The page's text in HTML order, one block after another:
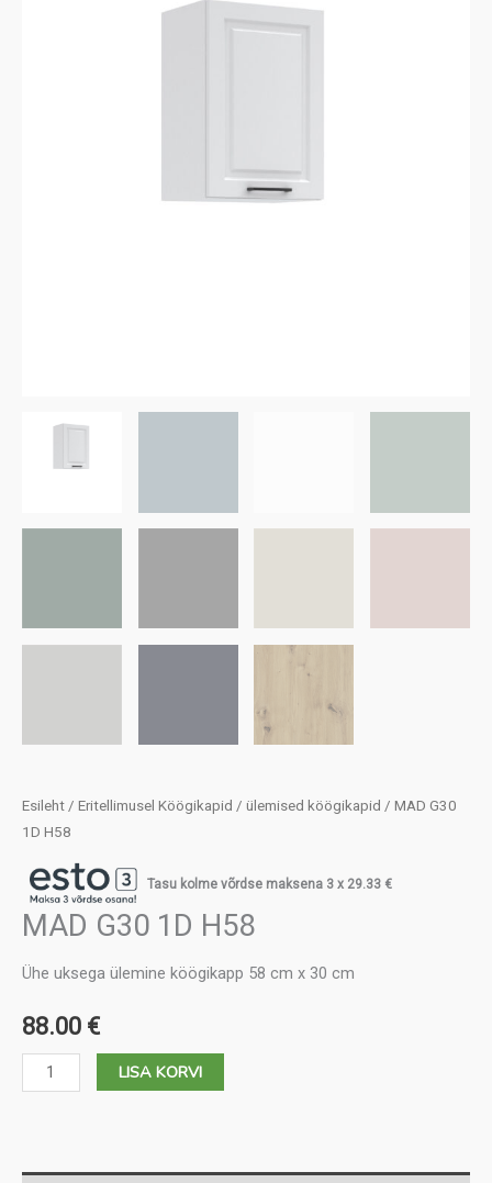
Esileht / Eritellimusel Köögikapid / ülemised köögikapid / MAD G30
1D H58
Tasu kolme võrdse maksena 3 x 29.33 €
MAD G30 1D H58
Ühe uksega ülemine köögikapp 58 cm x 30 cm
88.00 €
MAD
G30
LISA KORVI